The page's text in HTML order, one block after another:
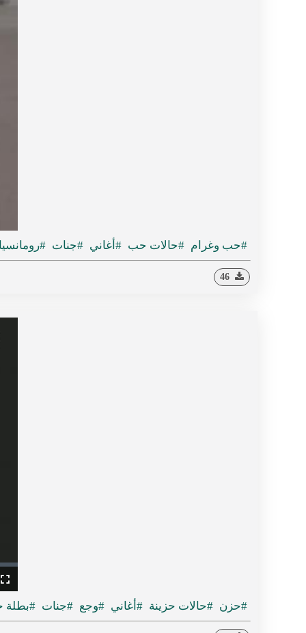
#حب وغرام #حالات حب #أغاني #جنات
#حزن #حالات حزينة #أغاني #وجع #جنات #بطلة